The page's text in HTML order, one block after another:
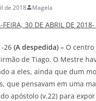
de 2018 Magela
FEIRA, 30 DE ABRIL DE 2018-
26 (A despedida) – O
de Tiago. O Mestre
a eles, ainda que dum
que pensavam em uma
apóstolo (v.22) para